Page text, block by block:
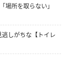
場所を取らない」
逃しがちな【トイレ